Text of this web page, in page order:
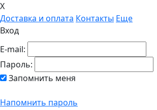
X
Доставка и оплата Контакты Еще
Вход
E-mail:
Пароль:
Запомнить меня
Напомнить пароль